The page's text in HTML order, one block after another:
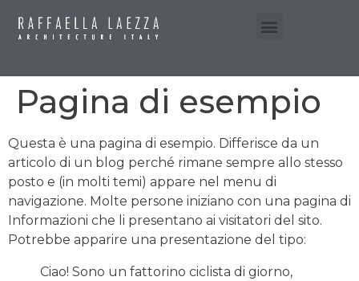
Pagina di esempio
Questa è una pagina di esempio. Differisce da un
articolo di un blog perché rimane sempre allo stesso
posto e (in molti temi) appare nel menu di
navigazione. Molte persone iniziano con una pagina di
Informazioni che li presentano ai visitatori del sito.
Potrebbe apparire una presentazione del tipo:
Ciao! Sono un fattorino ciclista di giorno,